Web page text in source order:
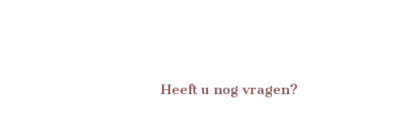
Heeft u nog vragen?